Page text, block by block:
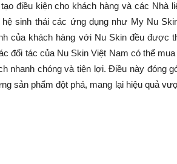
điều kiện cho khách hàng và các Nhà
sinh thái các ứng dụng như My Nu
của khách hàng với Nu Skin đều được
đối tác của Nu Skin Việt Nam có thể
nhanh chóng và tiện lợi. Điều này đóng
sản phẩm đột phá, mang lại hiệu quả